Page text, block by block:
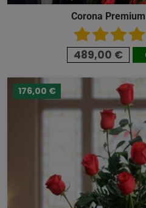
Corona
489,00 €
176,00 €